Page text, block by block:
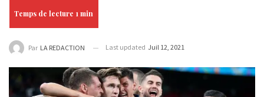
Par LA REDACTION Last updated Juil 12, 2021